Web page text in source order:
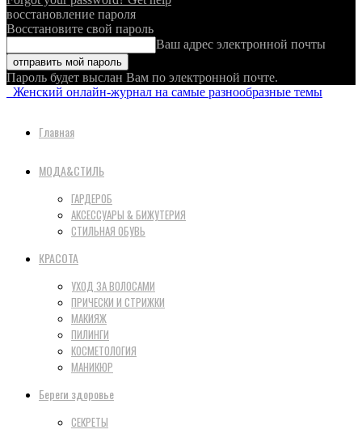
восстановление пароля
Восстановите свой пароль
Ваш адрес электронной почты
Пароль будет выслан Вам по электронной почте.
Женский онлайн-журнал на самые разнообразные темы
Главная
МОДА&СТИЛЬ
ГАРДЕРОБ
АКСЕССУАРЫ & БИЖУТЕРИЯ
СТИЛЬНАЯ ОБУВЬ
КРАСОТА
УХОД ЗА ВОЛОСАМИ
ПРИЧЕСКИ И СТРИЖКИ
МАКИЯЖ
ПИЛИНГИ
КОСМЕТОЛОГИЯ
МАНИКЮР
Береги здоровье
СЕКРЕТЫ